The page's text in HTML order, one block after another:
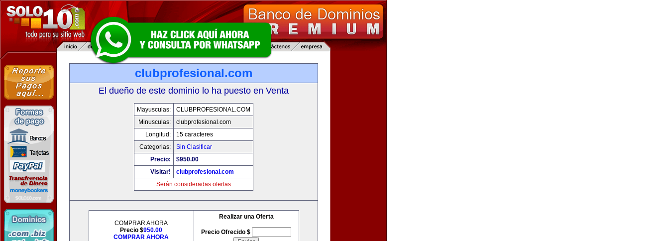
clubprofesional.com
El dueño de este dominio lo ha puesto en Venta
Mayusculas:
CLUBPROFESIONAL.COM
Minusculas:
clubprofesional.com
Longitud:
15 caracteres
Categorias:
Sin Clasificar
Precio:
$950.00
Visitar!
clubprofesional.com
Serán consideradas ofertas
COMPRAR AHORA
Precio $950.00
COMPRAR AHORA
Realizar una Oferta
Precio Ofrecido $